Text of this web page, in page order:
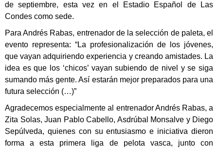
de septiembre, esta vez en el Estadio Español de Las
Condes como sede.
Para Andrés Rabas, entrenador de la selección de paleta, el
evento representa: “La profesionalización de los jóvenes,
que vayan adquiriendo experiencia y creando amistades. La
idea es que los ‘chicos’ vayan subiendo de nivel y se siga
sumando más gente. Así estarán mejor preparados para una
futura selección (…)”
Agradecemos especialmente al entrenador Andrés Rabas, a
Zita Solas, Juan Pablo Cabello, Asdrúbal Monsalve y Diego
Sepúlveda, quienes con su entusiasmo e iniciativa dieron
forma a esta primera liga de pelota vasca, junto con